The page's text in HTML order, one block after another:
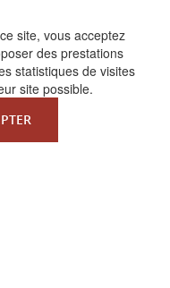
site, vous acceptez
des prestations
statistiques de visites
site possible.
?